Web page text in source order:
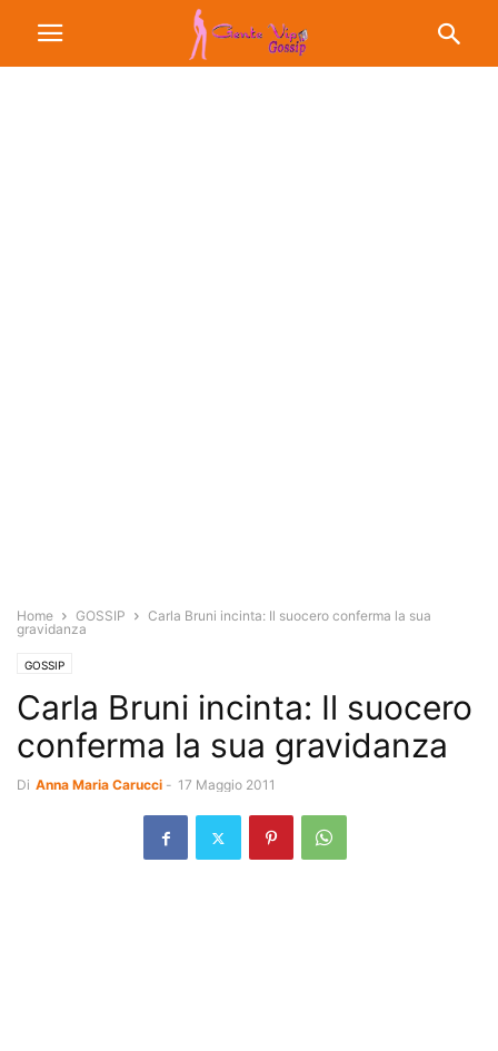
Home GOSSIP
Carla Bruni incinta: Il suocero conferma la sua
gravidanza
GOSSIP
Carla Bruni incinta: Il suocero
conferma la sua gravidanza
Di Anna Maria Carucci - 17 Maggio 2011